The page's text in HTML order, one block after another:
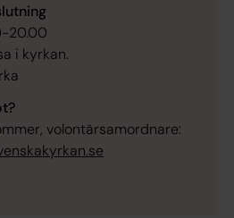
20.00
i kyrkan.
volontärsamordnare: